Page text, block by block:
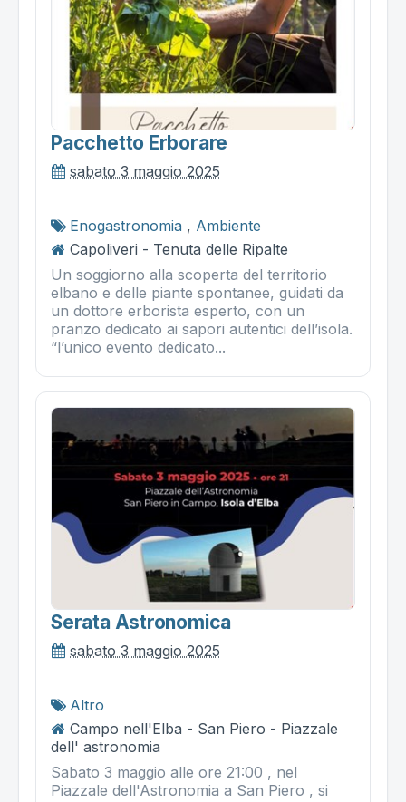
Pacchetto Erborare
sabato 3 maggio 2025
Enogastronomia , Ambiente
Capoliveri - Tenuta delle Ripalte
Un soggiorno alla scoperta del territorio
elbano e delle piante spontanee, guidati da
un dottore erborista esperto, con un
pranzo dedicato ai sapori autentici dell’isola.
“l’unico evento dedicato...
Serata Astronomica
sabato 3 maggio 2025
Altro
Campo nell'Elba - San Piero - Piazzale
dell' astronomia
Sabato 3 maggio alle ore 21:00 , nel
Piazzale dell'Astronomia a San Piero , si